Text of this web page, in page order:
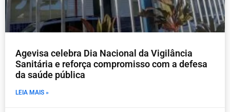
Agevisa celebra Dia Nacional da Vigilância
Sanitária e reforça compromisso com a defesa
da saúde pública
LEIA MAIS »